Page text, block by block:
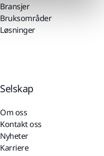
Bransjer
Bruksområder
Løsninger
Selskap
Om oss
Kontakt oss
Nyheter
Karriere